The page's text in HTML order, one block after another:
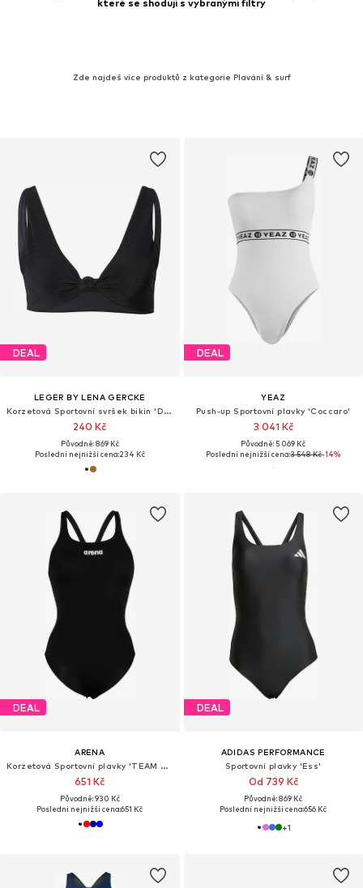
které se shodují s vybranými filtry
Zde najdeš více produktů z kategorie Plavání & surf
DEAL
LEGER BY LENA GERCKE
Korzetová Sportovní svršek bikin 'Deike'
240 Kč
Původně: 869 Kč
Poslední nejnižší cena:234 Kč
DEAL
YEAZ
Push-up Sportovní plavky 'Coccaro'
3 041 Kč
Původně: 5 069 Kč
Poslední nejnižší cena:3 548 Kč-14%
DEAL
ARENA
Korzetová Sportovní plavky 'TEAM PRO SOLID'
651 Kč
Původně: 930 Kč
Poslední nejnižší cena:651 Kč
DEAL
ADIDAS PERFORMANCE
Sportovní plavky 'Ess'
Od 739 Kč
Původně: 869 Kč
Poslední nejnižší cena:656 Kč
+1